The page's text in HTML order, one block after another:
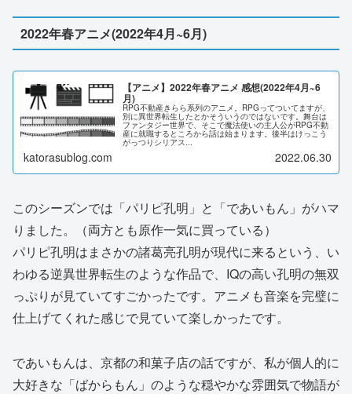
2022年春アニメ(2022年4月~6月)
【アニメ】2022年春アニメ 感想(2022年4月~6
月)
RPG不動産きらら系列のアニメ。RPGってついてますが、
別に異世界転生したとかそういうのではないです。舞台は
ファンタジー世界で、そこで魔法使いの主人公がRPG不動
産に就職するところから話は始まります。後半はけっこう
がっつりシリアス...
katorasublog.com 2022.06.30
このシーズンでは「パリピ孔明」と「であいもん」がハマ
りました。（両方とも原作一気に買っている）
パリピ孔明はまさかの諸葛亮孔明が現代に来るという、い
わゆる逆異世界転生のような作品で、IQの高い孔明の無双
っぷりが見ていてすごかったです。アニメも音楽を完璧に
仕上げてくれた感じで見ていて楽しかったです。
であいもんは、京都の和菓子店の話ですが、私が個人的に
大好きな「ばからもん」のような穏やかな雰囲気で物語が